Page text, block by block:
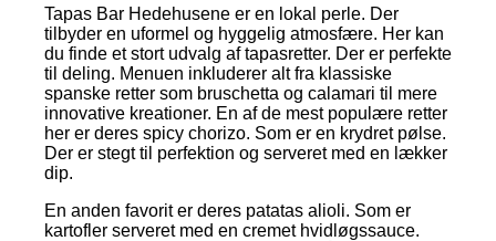
Tapas Bar Hedehusene er en lokal perle. Der
tilbyder en uformel og hyggelig atmosfære. Her kan
du finde et stort udvalg af tapasretter. Der er perfekte
til deling. Menuen inkluderer alt fra klassiske
spanske retter som bruschetta og calamari til mere
innovative kreationer. En af de mest populære retter
her er deres spicy chorizo. Som er en krydret pølse.
Der er stegt til perfektion og serveret med en lækker
dip.
En anden favorit er deres patatas alioli. Som er
kartofler serveret med en cremet hvidløgssauce.